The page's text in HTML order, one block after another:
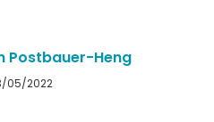
Postbauer-Heng
05/2022